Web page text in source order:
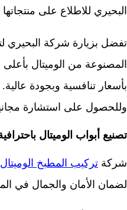
البحيري للاطلاع على
تفضل بزيارة شركة البحيري
المصنوعة من الوميتال
بأسعار تنافسية وبجودة
وللحصول على استشارة
تصنيع أبواب الوميتال
شركة تركيب المطبخ الوميتال
لضمان الأمان والجمال في